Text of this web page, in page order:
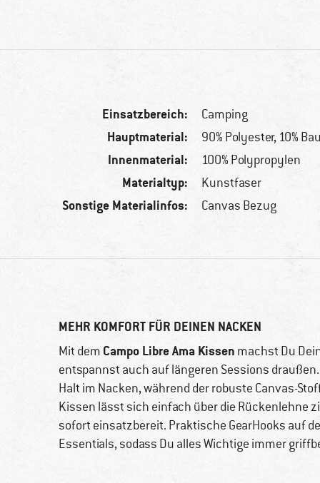
Einsatzbereich: Camping
Hauptmaterial: 90% Polyester, 10%
Innenmaterial: 100% Polypropylen
Materialtyp: Kunstfaser
Sonstige Materialinfos: Canvas Bezug
MEHR KOMFORT FÜR DEINEN NACKEN
Mit dem Campo Libre Ama Kissen machst Du
entspannst auch auf längeren Sessions
Halt im Nacken, während der robuste Canvas-
Kissen lässt sich einfach über die Rückenlehne
sofort einsatzbereit. Praktische GearHooks auf
Essentials, sodass Du alles Wichtige immer